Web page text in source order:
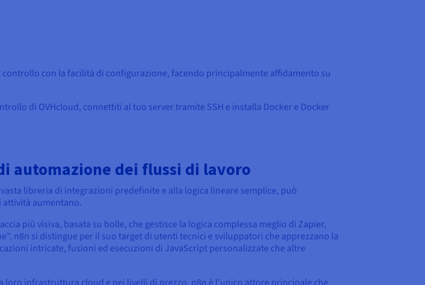
con la facilità di configurazione, facendo principalmente affidamento su
di OVHcloud, connettiti al tuo server tramite SSH e installa Docker e Docker
automazione dei flussi di lavoro
libreria di integrazioni predefinite e alla logica lineare semplice, può
aumentano.
più visiva, basata su bolle, che gestisce la logica complessa meglio di Zapier,
n8n si distingue per il suo target di utenti tecnici e sviluppatori che apprezzano la
intricate, fusioni ed esecuzioni di JavaScript personalizzate che altre